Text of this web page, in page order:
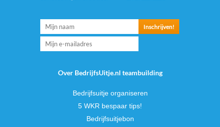
Over BedrijfsUitje.nl teambuilding
Bedrijfsuitje organiseren
5 WKR bespaar tips!
Bedrijfsuitjebon